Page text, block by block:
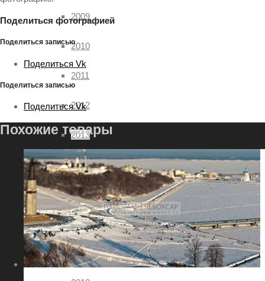
2009
2010
2011
2012
2013
2014
2015
2016
2017
Поделиться фотографией
Поделиться записью
Поделиться Vk
Поделиться записью
Поделиться Vk
Похожие товары